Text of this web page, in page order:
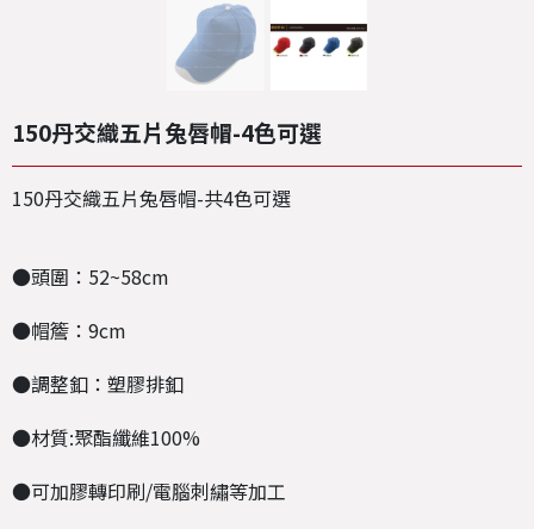
150丹交織五片兔唇帽-4色可選
150丹交織五片兔唇帽-共4色可選
●頭圍：52~58cm
●帽簷：9cm
●調整釦：塑膠排釦
●材質:聚酯纖維100%
●可加膠轉印刷/電腦刺繡等加工